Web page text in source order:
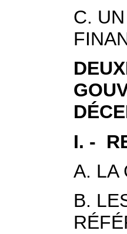
C.
I. -
A. LA
B.